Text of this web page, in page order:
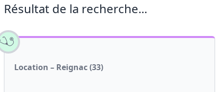
Résultat de la recherche...
Location – Reignac (33)